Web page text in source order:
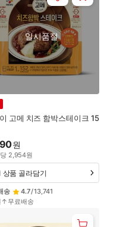
고메 치즈 함박스테이크 15
일시품절
원
당 2,954원
송 4.7/13,741
↑무료배송
상품 골라담기